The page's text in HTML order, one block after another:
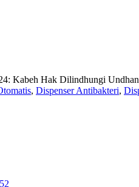
Kabeh Hak Dilindhungi
, Dispenser Antibakteri,